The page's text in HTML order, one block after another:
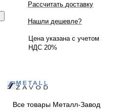
Рассчитать доставку
Нашли дешевле?
Цена указана с учетом
НДС 20%
Все товары Металл-Завод